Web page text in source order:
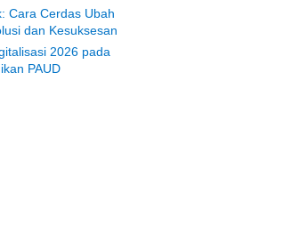
Cara Cerdas Ubah
dan Kesuksesan
2026 pada
PAUD